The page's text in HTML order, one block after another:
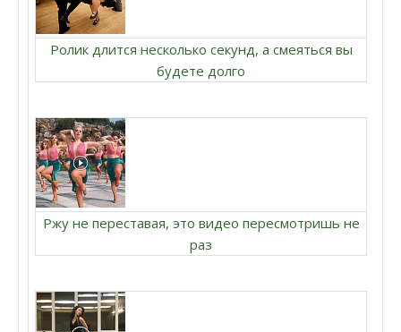
Ролик длится несколько секунд, а смеяться вы
будете долго
Ржу не переставая, это видео пересмотришь не
раз